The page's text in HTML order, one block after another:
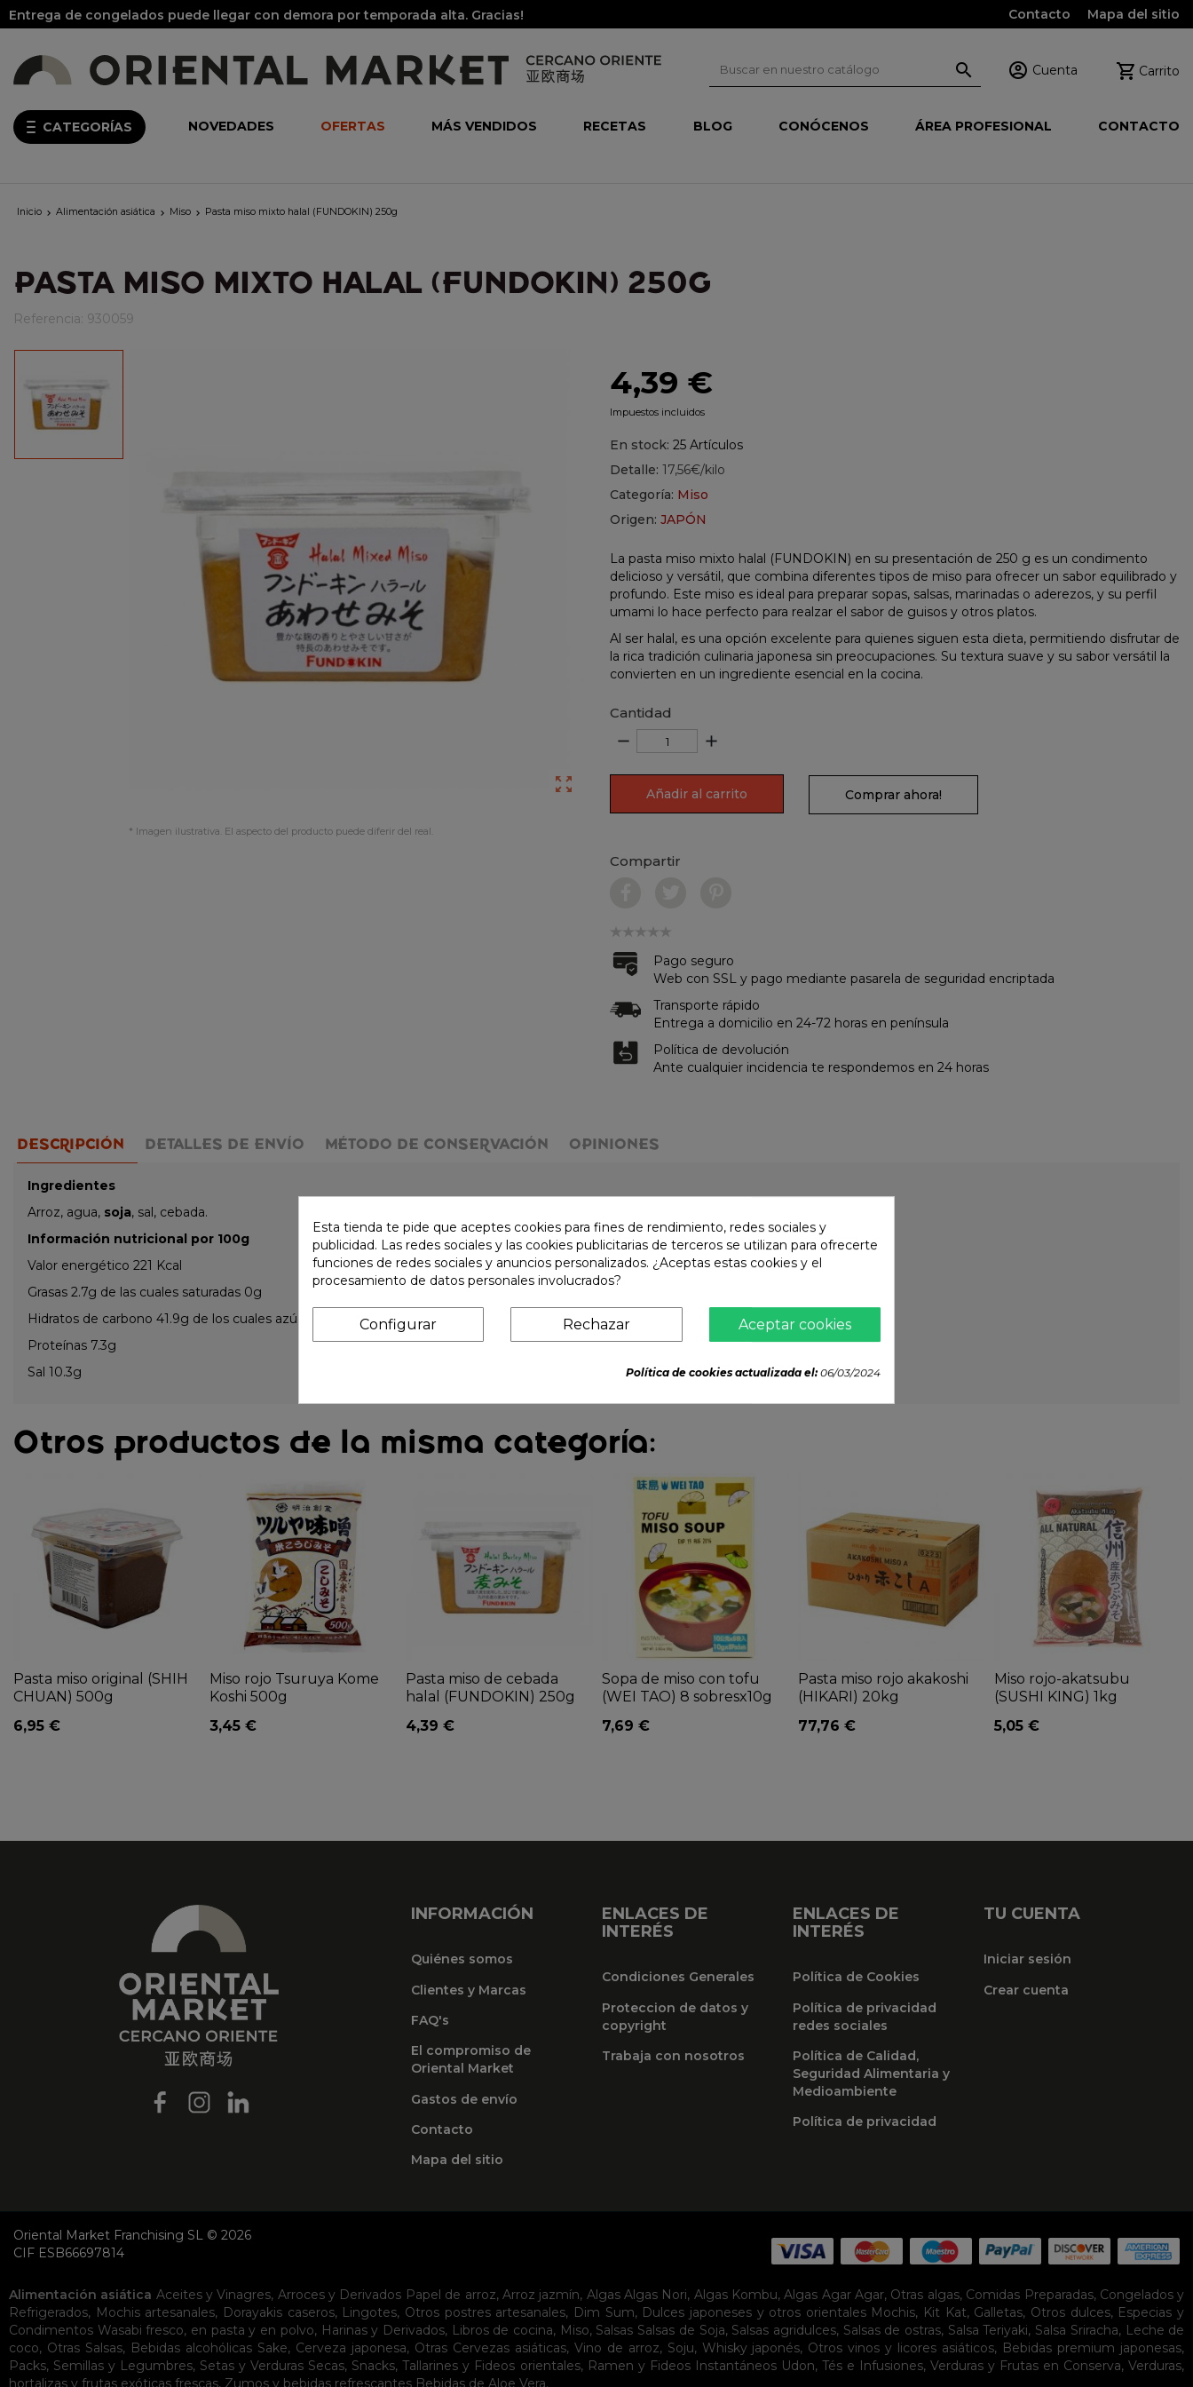
Entrega de congelados puede llegar con demora por temporada alta. Gracias! Contacto Mapa del sitio
  Cuenta  Carrito
CATEGORÍAS NOVEDADES OFERTAS MÁS VENDIDOS RECETAS BLOG CONÓCENOS ÁREA PROFESIONAL CONTACTO
Inicio  Alimentación asiática  Miso  Pasta miso mixto halal (FUNDOKIN) 250g
PASTA MISO MIXTO HALAL (FUNDOKIN) 250G
Referencia: 930059

* Imagen ilustrativa. El aspecto del producto puede diferir del real.
4,39 €
Impuestos incluidos
En stock: 25 Artículos
Detalle: 17,56€/kilo
Categoría: Miso
Origen: JAPÓN
La pasta miso mixto halal (FUNDOKIN) en su presentación de 250 g es un condimento
delicioso y versátil, que combina diferentes tipos de miso para ofrecer un sabor equilibrado y
profundo. Este miso es ideal para preparar sopas, salsas, marinadas o aderezos, y su perfil
umami lo hace perfecto para realzar el sabor de guisos y otros platos.
Al ser halal, es una opción excelente para quienes siguen esta dieta, permitiendo disfrutar de
la rica tradición culinaria japonesa sin preocupaciones. Su textura suave y su sabor versátil la
convierten en un ingrediente esencial en la cocina.
Cantidad
remove add
Añadir al carrito Comprar ahora!
Compartir
Pago seguro
Web con SSL y pago mediante pasarela de seguridad encriptada
Transporte rápido
Entrega a domicilio en 24-72 horas en península
Política de devolución
Ante cualquier incidencia te respondemos en 24 horas
DESCRIPCIÓN DETALLES DE ENVÍO MÉTODO DE CONSERVACIÓN OPINIONES
Ingredientes
Arroz, agua, soja, sal, cebada.
Información nutricional por 100g
Valor energético 221 Kcal
Grasas 2.7g de las cuales saturadas 0g
Hidratos de carbono 41.9g de los cuales azúcares 27.4g
Proteínas 7.3g
Sal 10.3g
Otros productos de la misma categoría:
Pasta miso original (SHIH
CHUAN) 500g
6,95 €
Miso rojo Tsuruya Kome
Koshi 500g
3,45 €
Pasta miso de cebada
halal (FUNDOKIN) 250g
4,39 €
Sopa de miso con tofu
(WEI TAO) 8 sobresx10g
7,69 €
Pasta miso rojo akakoshi
(HIKARI) 20kg
77,76 €
Miso rojo-akatsubu
(SUSHI KING) 1kg
5,05 €
INFORMACIÓN
Quiénes somos
Clientes y Marcas
FAQ's
El compromiso de
Oriental Market
Gastos de envío
Contacto
Mapa del sitio
ENLACES DE
INTERÉS
Condiciones Generales
Proteccion de datos y
copyright
Trabaja con nosotros
ENLACES DE
INTERÉS
Política de Cookies
Política de privacidad
redes sociales
Política de Calidad,
Seguridad Alimentaria y
Medioambiente
Política de privacidad
TU CUENTA
Iniciar sesión
Crear cuenta
Oriental Market Franchising SL © 2026
CIF ESB66697814
Alimentación asiática Aceites y Vinagres, Arroces y Derivados Papel de arroz, Arroz jazmín, Algas Algas Nori, Algas Kombu,Algas Agar Agar, Otras algas, Comidas Preparadas, Congelados y
Refrigerados, Mochis artesanales, Dorayakis caseros, Lingotes, Otros postres artesanales, Dim Sum, Dulces japoneses y otros orientales Mochis, Kit Kat, Galletas, Otros dulces, Especias y
Condimentos Wasabi fresco, en pasta y en polvo, Harinas y Derivados, Libros de cocina, Miso, Salsas Salsas de Soja, Salsas agridulces, Salsas de ostras, Salsa Teriyaki, Salsa Sriracha, Leche de
coco, Otras Salsas, Bebidas alcohólicas Sake, Cerveza japonesa, Otras Cervezas asiáticas, Vino de arroz, Soju, Whisky japonés, Otros vinos y licores asiáticos, Bebidas premium japonesas,
Packs, Semillas y Legumbres, Setas y Verduras Secas, Snacks,Tallarines y Fideos orientales, Ramen y Fideos Instantáneos Udon, Tés e Infusiones, Verduras y Frutas en Conserva,Verduras,
hortalizas y frutas exóticas frescas, Zumos y bebidas refrescantes Bebidas de Aloe Vera.
Esta tienda te pide que aceptes cookies para fines de rendimiento, redes sociales y
publicidad. Las redes sociales y las cookies publicitarias de terceros se utilizan para ofrecerte
funciones de redes sociales y anuncios personalizados. ¿Aceptas estas cookies y el
procesamiento de datos personales involucrados?
Aceptar cookies
Rechazar
Configurar
Política de cookies actualizada el:06/03/2024